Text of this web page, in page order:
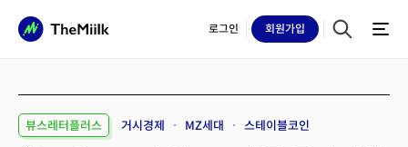
로그인 회원가입
뷰스레터플러스 거시경제 MZ세대 스테이블코인